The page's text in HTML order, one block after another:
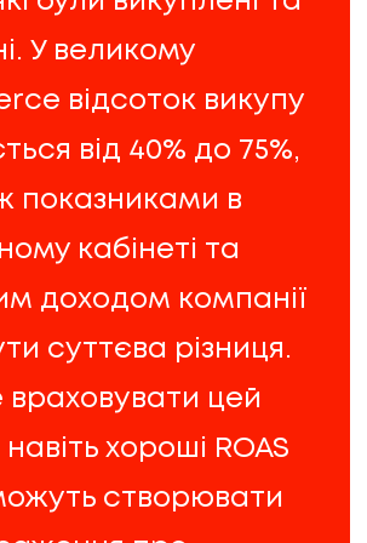
У великому
відсоток викупу
від 40% до 75%,
показниками в
кабінеті та
доходом компанії
суттєва різниця.
цей
хороші ROAS
створювати
НАС